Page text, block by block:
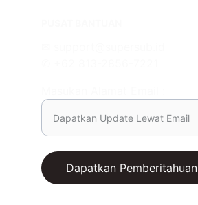
Dapatkan Pemberitahuan